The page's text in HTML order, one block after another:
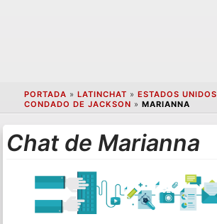
PORTADA » LATINCHAT » ESTADOS UNIDOS
CONDADO DE JACKSON » MARIANNA
Chat de Marianna